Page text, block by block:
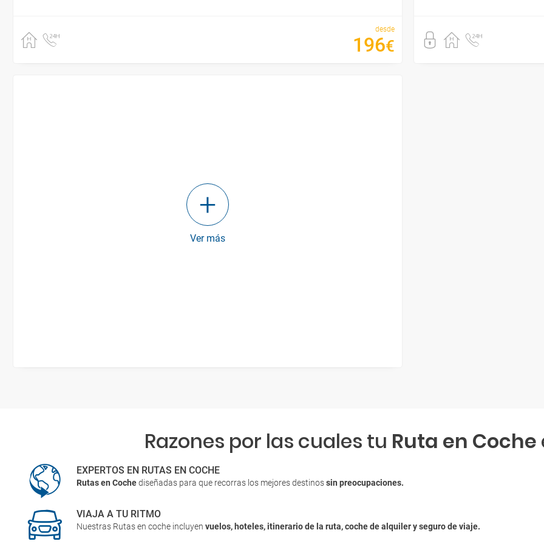
desde
196€
Ver más
Razones por las cuales tu Ruta en Coche
EXPERTOS EN RUTAS EN COCHE
Rutas en Cochediseñadas para que recorras los mejores destinossin preocupaciones.
VIAJA A TU RITMO
Nuestras Rutas en coche incluyenvuelos, hoteles, itinerario de la ruta, coche de alquiler y seguro de viaje.